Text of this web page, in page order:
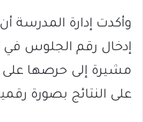
وأكدت إدارة المدرسة
إدخال رقم الجلوس في
مشيرة إلى حرصها
على النتائج بصورة